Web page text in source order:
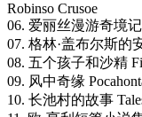
Robinso Crusoe
06. 爱丽丝漫游奇境记
07. 格林·盖布尔斯的
08. 五个孩子和沙精
09. 风中奇缘
10. 长池村的故事